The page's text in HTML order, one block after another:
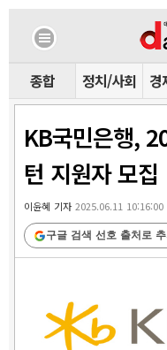
종합 정치/사회 경
KB국민은행,
턴 지원자 모집
이윤혜 기자2025.06.11 10:16:00
구글 검색 선호 출처로